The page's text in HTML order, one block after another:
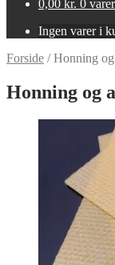
0,00 kr. 0 varer
Ingen varer i
Forside /Honning
Honning og